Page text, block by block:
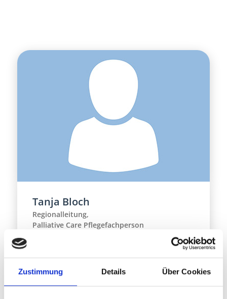
Zustimmung Details Über Cookies
Tanja Bloch
Regionalleitung,
Palliative Care Pflegefachperson